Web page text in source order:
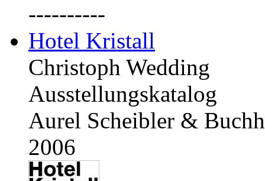
----------
Hotel Kristall
Christoph Wedding
Ausstellungskatalog
Aurel Scheibler &
2006